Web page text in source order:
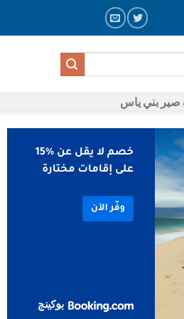
صير بني ياس